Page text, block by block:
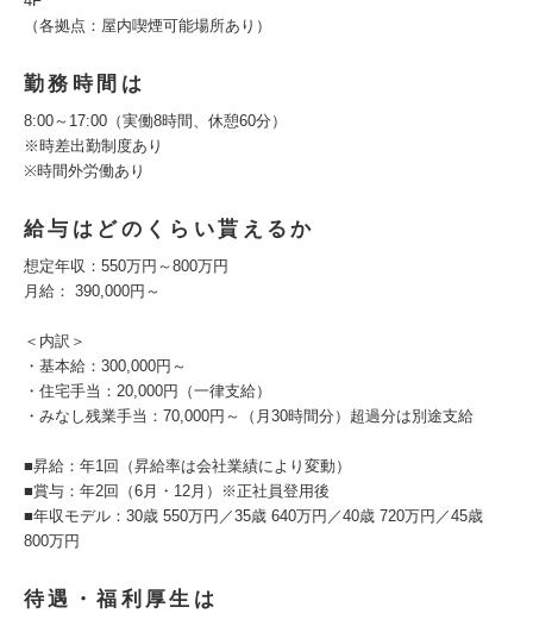
（各拠点：屋内喫煙可能場所あり）
勤務時間は
8:00～17:00（実働8時間、休憩60分）
※時差出勤制度あり
※時間外労働あり
給与はどのくらい貰えるか
想定年収：550万円～800万円
月給： 390,000円～
＜内訳＞
・基本給：300,000円～
・住宅手当：20,000円（一律支給）
・みなし残業手当：70,000円～（月30時間分）超過分は別途支給
■昇給：年1回（昇給率は会社業績により変動）
■賞与：年2回（6月・12月）※正社員登用後
■年収モデル：30歳 550万円／35歳 640万円／40歳 720万円／45歳
800万円
待遇・福利厚生は